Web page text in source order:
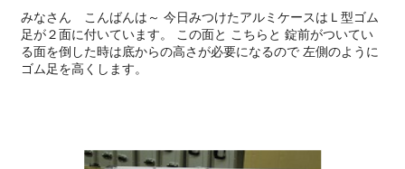
みなさん こんばんは～ 今日みつけたアルミケースはＬ型ゴム
足が２面に付いています。 この面と こちらと 錠前がついてい
る面を倒した時は底からの高さが必要になるので 左側のように
ゴム足を高くします。